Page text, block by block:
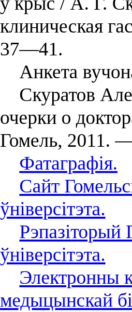
клиническая
37—41.
Анкета
Скуратов
очерки о
Гомель, 2011.
Фатаграфія.
Сайт
ўніверсітэта.
Рэпазіторый
ўніверсітэта.
Электронны
медыцынскай